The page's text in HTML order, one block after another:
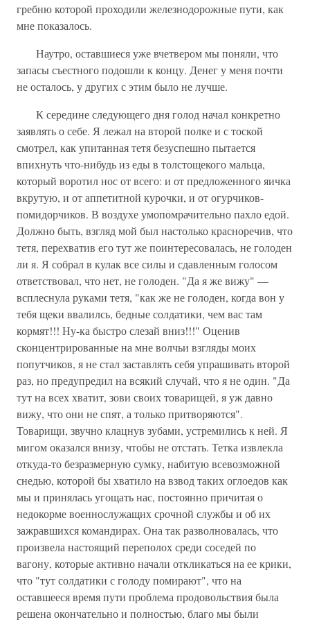
гребню которой проходили железнодорожные пути, как
мне показалось.
Наутро, оставшиеся уже вчетвером мы поняли, что
запасы съестного подошли к концу. Денег у меня почти
не осталось, у других с этим было не лучше.
К середине следующего дня голод начал конкретно
заявлять о себе. Я лежал на второй полке и с тоской
смотрел, как упитанная тетя безуспешно пытается
впихнуть что-нибудь из еды в толстощекого мальца,
который воротил нос от всего: и от предложенного яичка
вкрутую, и от аппетитной курочки, и от огурчиков-
помидорчиков. В воздухе умопомрачительно пахло едой.
Должно быть, взгляд мой был настолько красноречив, что
тетя, перехватив его тут же поинтересовалась, не голоден
ли я. Я собрал в кулак все силы и сдавленным голосом
ответствовал, что нет, не голоден. "Да я же вижу" —
всплеснула руками тетя, "как же не голоден, когда вон у
тебя щеки ввалилсь, бедные солдатики, чем вас там
кормят!!! Ну-ка быстро слезай вниз!!!" Оценив
сконцентрированные на мне волчьи взгляды моих
попутчиков, я не стал заставлять себя упрашивать второй
раз, но предупредил на всякий случай, что я не один. "Да
тут на всех хватит, зови своих товарищей, я уж давно
вижу, что они не спят, а только притворяются".
Товарищи, звучно клацнув зубами, устремились к ней. Я
мигом оказался внизу, чтобы не отстать. Тетка извлекла
откуда-то безразмерную сумку, набитую всевозможной
снедью, которой бы хватило на взвод таких оглоедов как
мы и принялась угощать нас, постоянно причитая о
недокорме военнослужащих срочной службы и об их
зажравшихся командирах. Она так разволновалась, что
произвела настоящий переполох среди соседей по
вагону, которые активно начали откликаться на ее крики,
что "тут солдатики с голоду помирают", что на
оставшееся время пути проблема продовольствия была
решена окончательно и полностью, благо мы были